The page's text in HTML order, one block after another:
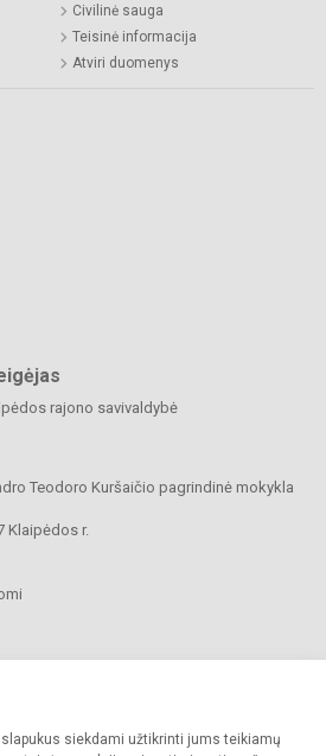
siekdami užtikrinti jums teikiamų
Civilinė sauga
Teisinė informacija
Atviri duomenys
rajono savivaldybė
Teodoro Kuršaičio pagrindinė mokykla
Klaipėdos r.
turinį be raštiško įstaigos administracijos